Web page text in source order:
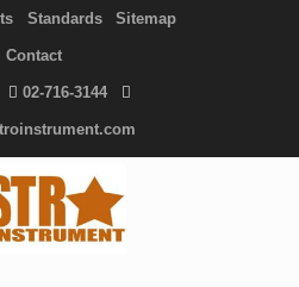
Standards Sitemap
Contact
02-716-3144